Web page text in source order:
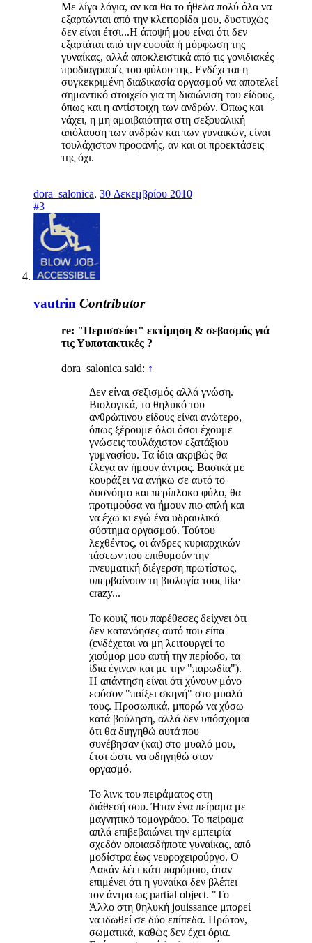
Με λίγα λόγια, αν και θα το ήθελα πολύ όλα να
εξαρτώνται από την κλειτορίδα μου, δυστυχώς
δεν είναι έτσι...Η άποψή μου είναι ότι δεν
εξαρτάται από την ευφυϊα ή μόρφωση της
γυναίκας, αλλά αποκλειστικά από τις γονιδιακές
προδιαγραφές του φύλου της. Ενδέχεται η
συγκεκριμένη διαδικασία οργασμού να αποτελεί
σημαντικό στοιχείο για τη διαιώνιση του είδους,
όπως και η αντίστοιχη των ανδρών. Όπως και
νάχει, η μη αμοιβαιότητα στη σεξουαλική
απόλαυση των ανδρών και των γυναικών, είναι
τουλάχιστον προφανής, αν και οι προεκτάσεις
της όχι.
dora_salonica, 30 Δεκεμβρίου 2010
#3
vautrin Contributor
re: "Περισσεύει" εκτίμηση & σεβασμός γιά
τις Υυποτακτικές ?
dora_salonica said: ↑
Δεν είναι σεξισμός αλλά γνώση.
Βιολογικά, το θηλυκό του
ανθρώπινου είδους είναι ανώτερο,
όπως ξέρουμε όλοι όσοι έχουμε
γνώσεις τουλάχιστον εξατάξιου
γυμνασίου. Τα ίδια ακριβώς θα
έλεγα αν ήμουν άντρας. Βασικά με
κουράζει να ανήκω σε αυτό το
δυσνόητο και περίπλοκο φύλο, θα
προτιμούσα να ήμουν πιο απλή και
να έχω κι εγώ ένα υδραυλικό
σύστημα οργασμού. Τούτου
λεχθέντος, οι άνδρες κυριαρχικών
τάσεων που επιθυμούν την
πνευματική διέγερση πρωτίστως,
υπερβαίνουν τη βιολογία τους like
crazy...
Το κουιζ που παρέθεσες δείχνει ότι
δεν κατανόησες αυτό που είπα
(ενδέχεται να μη λειτουργεί το
χιούμορ μου αυτή την περίοδο, τα
ίδια έγιναν και με την "παρωδία").
Η απάντηση είναι ότι χύνουν μόνο
εφόσον "παίξει σκηνή" στο μυαλό
τους. Προσωπικά, μπορώ να χύσω
κατά βούληση, αλλά δεν υπόσχομαι
ότι θα διηγηθώ αυτά που
συνέβησαν (και) στο μυαλό μου,
έτσι ώστε να οδηγηθώ στον
οργασμό.
Το λινκ του πειράματος στη
διάθεσή σου. Ήταν ένα πείραμα με
μαγνητικό τομογράφο. Το πείραμα
απλά επιβεβαιώνει την εμπειρία
σχεδόν οποιασδήποτε γυναίκας, από
μοδίστρα έως νευροχειρούργο. Ο
Λακάν λέει κάτι παρόμοιο, όταν
επιμένει ότι η γυναίκα δεν βλέπει
τον άντρα ως partial object. "Tο
Άλλο στη θηλυκή jouissance μπορεί
να ιδωθεί σε δύο επίπεδα. Πρώτον,
σωματικά, καθώς δεν έχει όρια.